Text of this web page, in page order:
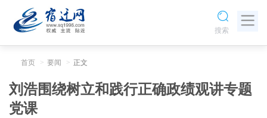
搜索
首页 要闻 正文
刘浩围绕树立和践行正确政绩观讲专题
党课